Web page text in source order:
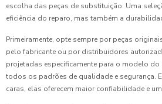
escolha das peças de substituição. Uma
eficiência do reparo, mas também a
Primeiramente, opte sempre por peças
pelo fabricante ou por distribuidores
projetadas especificamente para o modelo do
todos os padrões de qualidade e segurança.
caras, elas oferecem maior confiabilidade e